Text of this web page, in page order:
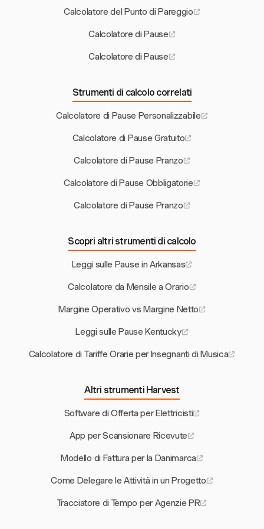
Calcolatore del Punto di Pareggio
Calcolatore di Pause
Calcolatore di Pause
Strumenti di calcolo correlati
Calcolatore di Pause Personalizzabile
Calcolatore di Pause Gratuito
Calcolatore di Pause Pranzo
Calcolatore di Pause Obbligatorie
Calcolatore di Pause Pranzo
Scopri altri strumenti di calcolo
Leggi sulle Pause in Arkansas
Calcolatore da Mensile a Orario
Margine Operativo vs Margine Netto
Leggi sulle Pause Kentucky
Calcolatore di Tariffe Orarie per Insegnanti di Musica
Altri strumenti Harvest
Software di Offerta per Elettricisti
App per Scansionare Ricevute
Modello di Fattura per la Danimarca
Come Delegare le Attività in un Progetto
Tracciatore di Tempo per Agenzie PR